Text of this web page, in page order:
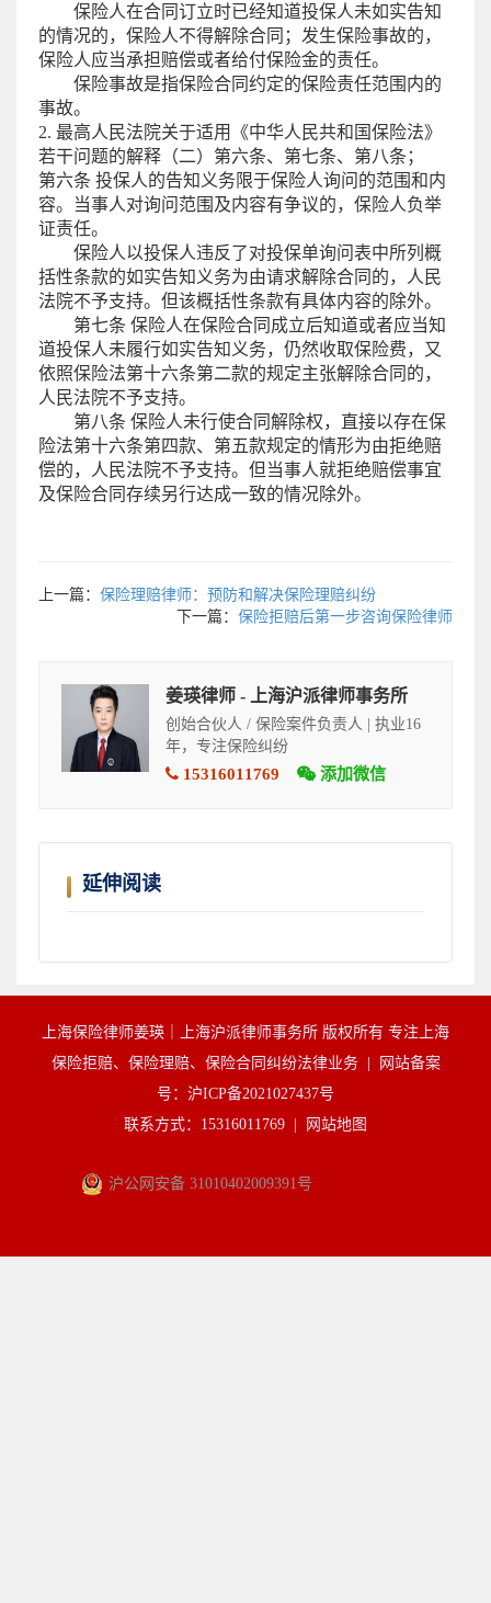
保险人在合同订立时已经知道投保人未如实告知
的情况的，保险人不得解除合同；发生保险事故的，
保险人应当承担赔偿或者给付保险金的责任。
保险事故是指保险合同约定的保险责任范围内的
事故。
2. 最高人民法院关于适用《中华人民共和国保险法》
若干问题的解释（二）第六条、第七条、第八条；
第六条 投保人的告知义务限于保险人询问的范围和内
容。当事人对询问范围及内容有争议的，保险人负举
证责任。
保险人以投保人违反了对投保单询问表中所列概
括性条款的如实告知义务为由请求解除合同的，人民
法院不予支持。但该概括性条款有具体内容的除外。
第七条 保险人在保险合同成立后知道或者应当知
道投保人未履行如实告知义务，仍然收取保险费，又
依照保险法第十六条第二款的规定主张解除合同的，
人民法院不予支持。
第八条 保险人未行使合同解除权，直接以存在保
险法第十六条第四款、第五款规定的情形为由拒绝赔
偿的，人民法院不予支持。但当事人就拒绝赔偿事宜
及保险合同存续另行达成一致的情况除外。
上一篇： 保险理赔律师：预防和解决保险理赔纠纷
下一篇： 保险拒赔后第一步咨询保险律师
姜瑛律师 - 上海沪派律师事务所
创始合伙人 / 保险案件负责人 | 执业16
年，专注保险纠纷
15316011769 添加微信
延伸阅读
上海保险律师姜瑛｜上海沪派律师事务所 版权所有 专注上海
保险拒赔、保险理赔、保险合同纠纷法律业务 |
网站备案
号：沪ICP备2021027437号
联系方式：15316011769 |
网站地图
沪公网安备 31010402009391号